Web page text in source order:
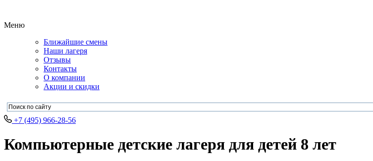
Меню
Ближайшие смены
Наши лагеря
Отзывы
Контакты
О компании
Акции и скидки
+7 (495) 966-28-56
Компьютерные детские лагеря для детей 8 лет